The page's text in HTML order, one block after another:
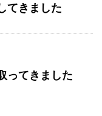
てきました
ってきました